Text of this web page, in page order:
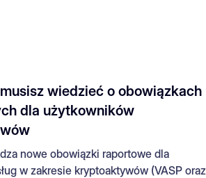
wiedzieć o obowiązkach
dla użytkowników
nowe obowiązki raportowe dla
w zakresie kryptoaktywów (VASP oraz